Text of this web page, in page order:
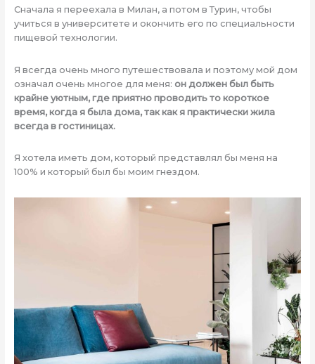
Сначала я переехала в Милан, а потом в Турин, чтобы
учиться в университете и окончить его по специальности
пищевой технологии.
Я всегда очень много путешествовала и поэтому мой дом
означал очень многое для меня: он должен был быть
крайне уютным, где приятно проводить то короткое
время, когда я была дома, так как я практически жила
всегда в гостиницах.
Я хотела иметь дом, который представлял бы меня на
100% и который был бы моим гнездом.